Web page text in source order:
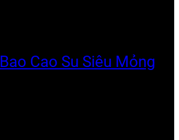
Bao Cao Su Siêu Mỏng